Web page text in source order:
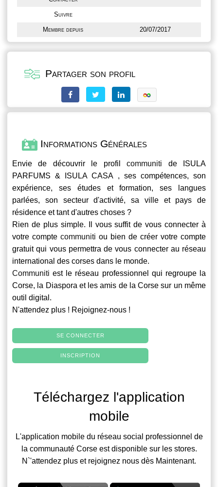
Suivre
Membre depuis 20/07/2017
Partager son profil
Informations Générales
Envie de découvrir le profilcommuniti de ISULA
PARFUMS & ISULA CASA , ses compétences, son
expérience, ses études et formation, ses langues
parlées, son secteur d'activité, sa ville et pays de
résidence et tant d'autres choses ?
Rien de plus simple. Il vous suffit de vous connecter à
votre compte communiti ou bien de créer votre compte
gratuit qui vous permettra de vous connecter au réseau
international des corses dans le monde.
Communiti est le réseau professionnel qui regroupe la
Corse, la Diaspora et les amis de la Corse sur un même
outil digital.
N'attendez plus ! Rejoignez-nous !
SE CONNECTER
INSCRIPTION
Téléchargez l'application
mobile
L'application mobile du réseau social professionnel de
la communauté Corse est disponible sur les stores.
N`'attendez plus et rejoignez nous dès Maintenant.